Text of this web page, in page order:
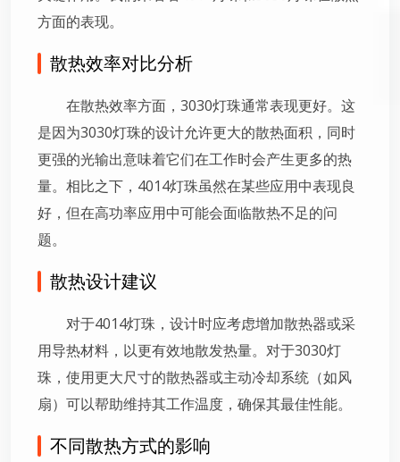
方面的表现。
散热效率对比分析
在散热效率方面，3030灯珠通常表现更好。这
是因为3030灯珠的设计允许更大的散热面积，同时
更强的光输出意味着它们在工作时会产生更多的热
量。相比之下，4014灯珠虽然在某些应用中表现良
好，但在高功率应用中可能会面临散热不足的问
题。
散热设计建议
对于4014灯珠，设计时应考虑增加散热器或采
用导热材料，以更有效地散发热量。对于3030灯
珠，使用更大尺寸的散热器或主动冷却系统（如风
扇）可以帮助维持其工作温度，确保其最佳性能。
不同散热方式的影响